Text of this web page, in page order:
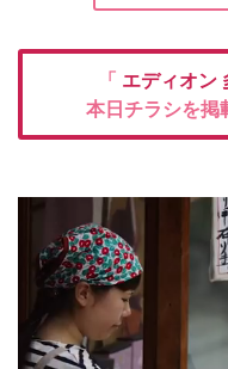
「 エディオン
本日チラシを掲